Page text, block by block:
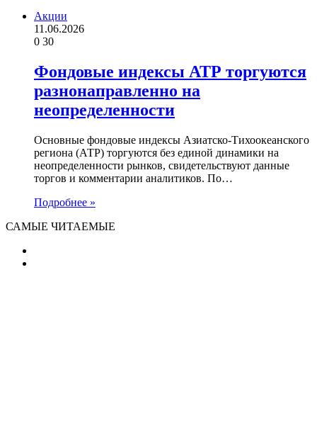
Акции
11.06.2026
0 30
Фондовые индексы АТР торгуются
разнонаправленно на
неопределенности
Основные фондовые индексы Азиатско-Тихоокеанского
региона (АТР) торгуются без единой динамики на
неопределенности рынков, свидетельствуют данные
торгов и комментарии аналитиков. По…
Подробнее »
САМЫЕ ЧИТАЕМЫЕ